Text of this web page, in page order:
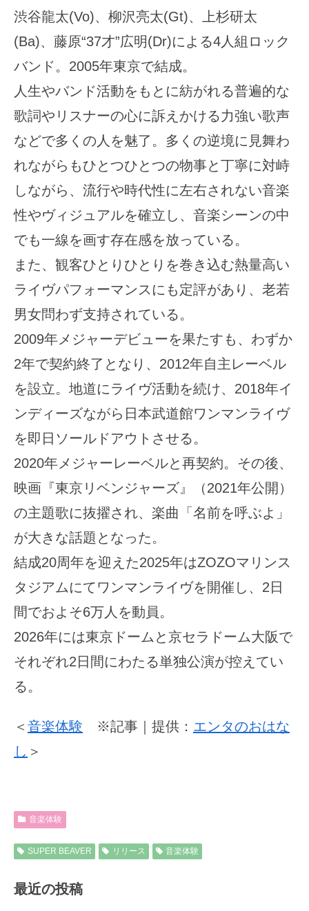
渋谷龍太(Vo)、柳沢亮太(Gt)、上杉研太
(Ba)、藤原“37才”広明(Dr)による4人組ロック
バンド。2005年東京で結成。
人生やバンド活動をもとに紡がれる普遍的な
歌詞やリスナーの心に訴えかける力強い歌声
などで多くの人を魅了。多くの逆境に見舞わ
れながらもひとつひとつの物事と丁寧に対峙
しながら、流行や時代性に左右されない音楽
性やヴィジュアルを確立し、音楽シーンの中
でも一線を画す存在感を放っている。
また、観客ひとりひとりを巻き込む熱量高い
ライヴパフォーマンスにも定評があり、老若
男女問わず支持されている。
2009年メジャーデビューを果たすも、わずか
2年で契約終了となり、2012年自主レーベル
を設立。地道にライヴ活動を続け、2018年イ
ンディーズながら日本武道館ワンマンライヴ
を即日ソールドアウトさせる。
2020年メジャーレーベルと再契約。その後、
映画『東京リベンジャーズ』（2021年公開）
の主題歌に抜擢され、楽曲「名前を呼ぶよ」
が大きな話題となった。
結成20周年を迎えた2025年はZOZOマリンス
タジアムにてワンマンライヴを開催し、2日
間でおよそ6万人を動員。
2026年には東京ドームと京セラドーム大阪で
それぞれ2日間にわたる単独公演が控えてい
る。
＜ 音楽体験 ※記事｜提供： エンタのおはな
し ＞
音楽体験
SUPER BEAVER リリース 音楽体験
最近の投稿